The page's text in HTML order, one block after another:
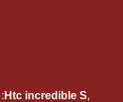
Htc incredible S,